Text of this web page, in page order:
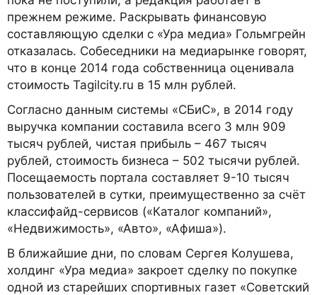
прежнем режиме. Раскрывать финансовую
составляющую сделки с «Ура медиа» Гольмгрейн
отказалась. Собеседники на медиарынке говорят,
что в конце 2014 года собственница оценивала
стоимость Tagilcity.ru в 15 млн рублей.
Согласно данным системы «СБиС», в 2014 году
выручка компании составила всего 3 млн 909
тысяч рублей, чистая прибыль – 467 тысяч
рублей, стоимость бизнеса – 502 тысячи рублей.
Посещаемость портала составляет 9-10 тысяч
пользователей в сутки, преимущественно за счёт
классифайд-сервисов («Каталог компаний»,
«Недвижимость», «Авто», «Афиша»).
В ближайшие дни, по словам Сергея Колушева,
холдинг «Ура медиа» закроет сделку по покупке
одной из старейших спортивных газет «Советский